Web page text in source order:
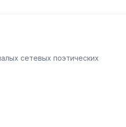
сетевых поэтических